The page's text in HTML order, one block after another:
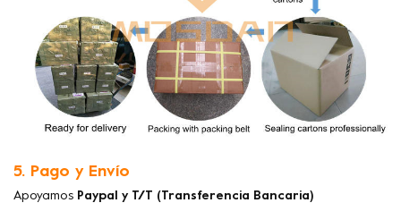
5. Pago y Envío
Apoyamos Paypal y T/T (Transferencia Bancaria)